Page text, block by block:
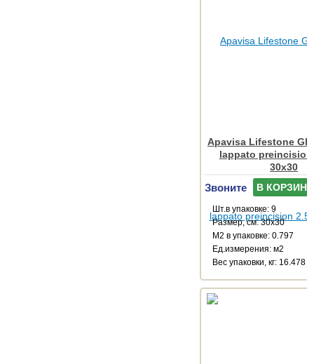
Apavisa Lifestone
lappato preincision
30x30
Звоните В КОРЗИНУ
Шт.в упаковке: 9
Размер, см: 30x30
М2 в упаковке: 0.797
Ед.измерения: м2
Веc упаковки, кг: 16.478